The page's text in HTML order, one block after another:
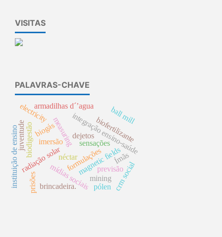
VISITAS
PALAVRAS-CHAVE
integração ensino-saúde
biogásmeasuring
magnetic fields
sensações
imersão
radiação solar previsão
instituição de ensino mídias sociais crm social
biodigestão biofertilizante
dejetos
juventude
Ímãs
brincadeira.
armadilhas d´’agua
electricity
formulações
prisões mining
ball mill
néctar
pólen